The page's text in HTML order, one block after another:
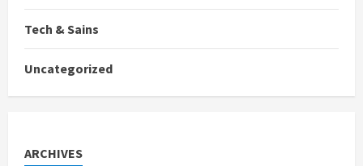
Tech & Sains
Uncategorized
ARCHIVES